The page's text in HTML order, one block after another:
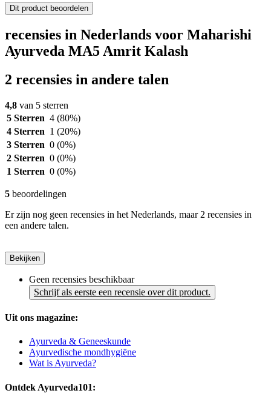
Dit product beoordelen
recensies in Nederlands voor Maharishi
Ayurveda MA5 Amrit Kalash
2 recensies in andere talen
4,8 van 5 sterren
5 Sterren 4 (80%)
4 Sterren 1 (20%)
3 Sterren 0 (0%)
2 Sterren 0 (0%)
1 Sterren 0 (0%)
5 beoordelingen
Er zijn nog geen recensies in het Nederlands, maar 2 recensies in
een andere talen.
Bekijken
Geen recensies beschikbaar
Schrijf als eerste een recensie over dit product.
Uit ons magazine:
Ayurveda & Geneeskunde
Ayurvedische mondhygiëne
Wat is Ayurveda?
Ontdek Ayurveda101: